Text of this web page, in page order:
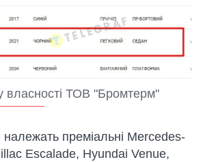
власності ТОВ "Бромтерм"
преміальні Mercedes-
Escalade, Hyundai Venue,